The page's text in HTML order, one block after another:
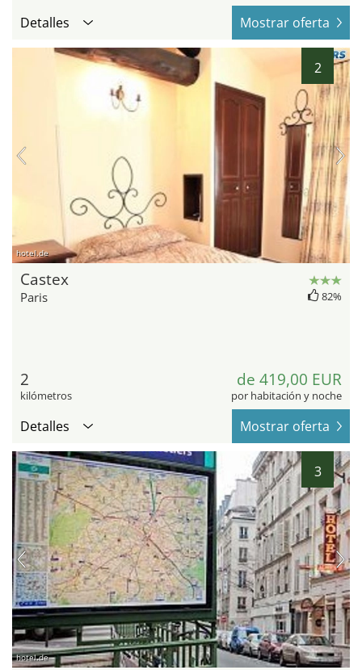
Detalles Mostrar oferta
2
hotel.de
Castex
Paris 82%
2
kilómetros
de 419,00 EUR
por habitación y noche
Detalles Mostrar oferta
3
hotel.de